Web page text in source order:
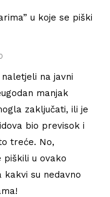
na javni
manjak
zaključati, ili je
bio previsok i
treće. No,
piškili u ovako
kakvi su nedavno